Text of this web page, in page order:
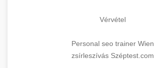
Vérvétel
Personal seo trainer Wien
zsírleszívás Széptest.com